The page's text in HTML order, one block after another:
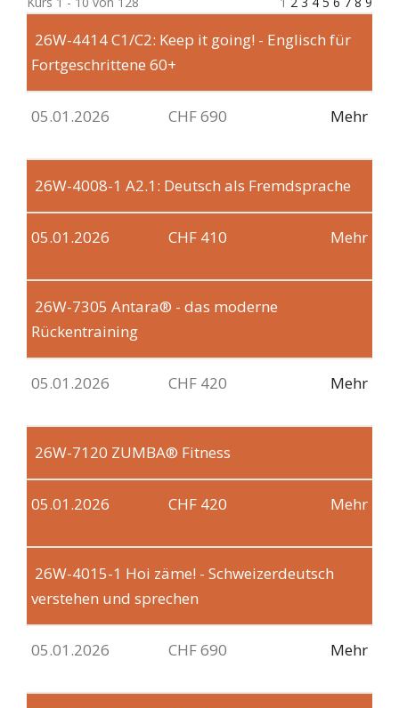
26W-4414C1/C2: Keep it going! - Englisch für
Fortgeschrittene 60+
05.01.2026 CHF 690 Mehr
26W-4008-1 A2.1: Deutsch als Fremdsprache
05.01.2026 CHF 410 Mehr
26W-7305 Antara® - das moderne
Rückentraining
05.01.2026 CHF 420 Mehr
26W-7120 ZUMBA® Fitness
05.01.2026 CHF 420 Mehr
26W-4015-1 Hoi zäme! - Schweizerdeutsch
verstehen und sprechen
05.01.2026 CHF 690 Mehr